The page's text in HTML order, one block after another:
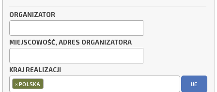
ORGANIZATOR
MIEJSCOWOŚĆ, ADRES ORGANIZATORA
KRAJ REALIZACJI
×POLSKA UE